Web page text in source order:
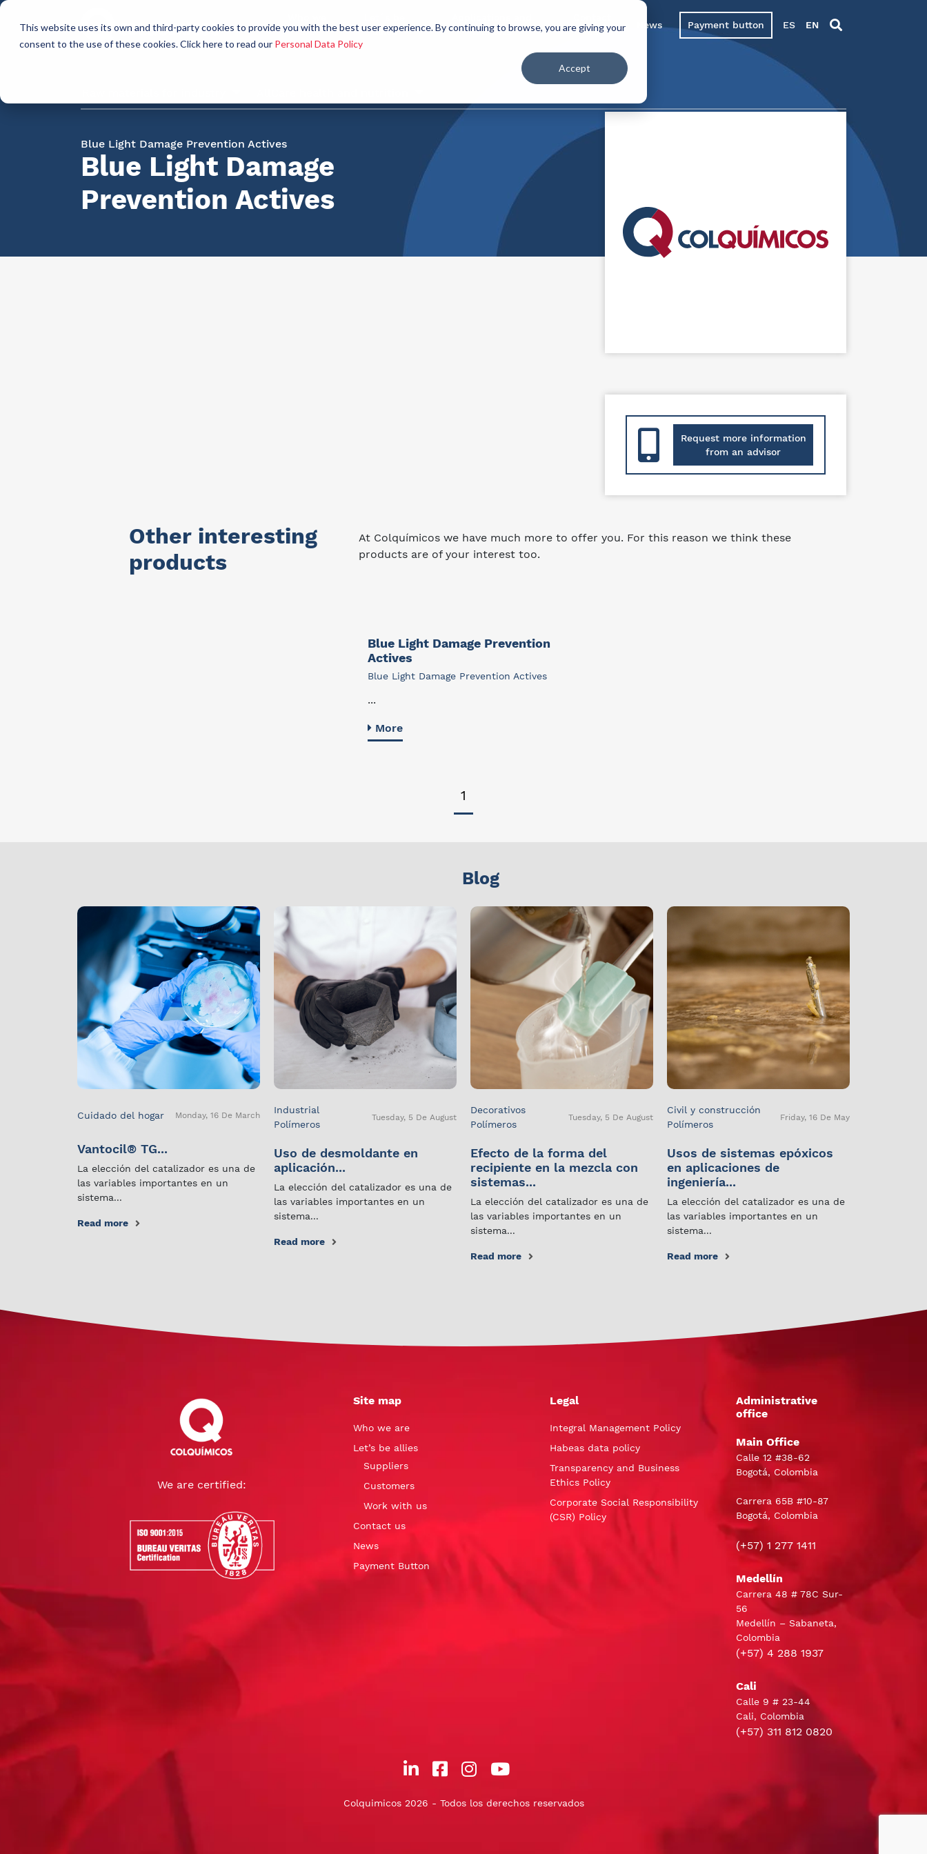
This website uses its own and third-party cookies to provide you with the best user experience. By continuing to browse, you are giving your
consent to the use of these cookies. Click here to read our Personal Data Policy
Accept
are
allies
markets
us
News Payment button ES EN
Blue Light Damage Prevention Actives
Blue Light Damage
Prevention Actives
Request more information
from an advisor
Other interesting
products
At Colquímicos we have much more to offer you. For this reason we think these
products are of your interest too.
Blue Light Damage Prevention
Actives
Blue Light Damage Prevention Actives
...
More
1
Blog
Cuidado del hogar Monday, 16 De March
Vantocil® TG...
La elección del catalizador es una de
las variables importantes en un
sistema...
Read more
Industrial
Polímeros
Tuesday, 5 De August
Uso de desmoldante en
aplicación...
La elección del catalizador es una de
las variables importantes en un
sistema...
Read more
Decorativos
Polímeros
Tuesday, 5 De August
Efecto de la forma del
recipiente en la mezcla con
sistemas...
La elección del catalizador es una de
las variables importantes en un
sistema...
Read more
Civil y construcción
Polímeros
Friday, 16 De May
Usos de sistemas epóxicos
en aplicaciones de
ingeniería...
La elección del catalizador es una de
las variables importantes en un
sistema...
Read more
We are certified:
Site map
Who we are
Let’s be allies
Suppliers
Customers
Work with us
Contact us
News
Payment Button
Legal
Integral Management Policy
Habeas data policy
Transparency and Business
Ethics Policy
Corporate Social Responsibility
(CSR) Policy
Administrative
office
Main Office
Calle 12 #38-62
Bogotá, Colombia
Carrera 65B #10-87
Bogotá, Colombia
(+57) 1 277 1411
Medellín
Carrera 48 # 78C Sur-
56
Medellín – Sabaneta,
Colombia
(+57) 4 288 1937
Cali
Calle 9 # 23-44
Cali, Colombia
(+57) 311 812 0820
Colquimicos 2026 - Todos los derechos reservados